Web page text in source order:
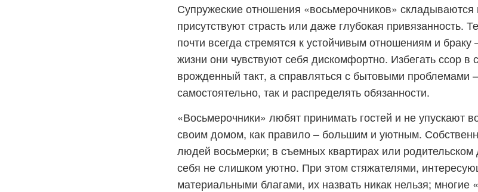
Супружеские отношения «восьмерочников» складываются
присутствуют страсть или даже глубокая привязанность.
почти всегда стремятся к устойчивым отношениям и браку
жизни они чувствуют себя дискомфортно. Избегать ссор в
врожденный такт, а справляться с бытовыми проблемами
самостоятельно, так и распределять обязанности.
«Восьмерочники» любят принимать гостей и не упускают
своим домом, как правило – большим и уютным.
людей восьмерки; в съемных квартирах или
себя не слишком уютно. При этом стяжателями,
материальными благами, их назвать никак нельзя;